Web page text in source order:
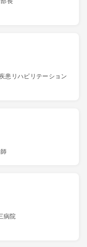
患リハビリテーション
病院